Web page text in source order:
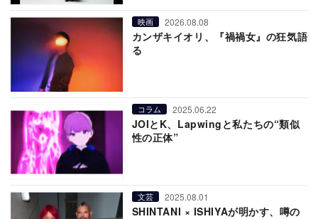
映画 2026.08.08
カンザキイオリ、『禍禍女』の狂気語
る
コラム 2025.06.22
JOIとK、Lapwingと私たちの“類似
性の正体”
文芸 2025.08.01
SHINTANI × ISHIYAが明かす、噂の